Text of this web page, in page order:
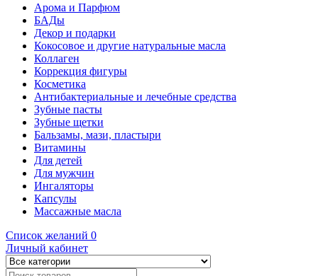
Арома и Парфюм
БАДы
Декор и подарки
Кокосовое и другие натуральные масла
Коллаген
Коррекция фигуры
Косметика
Антибактериальные и лечебные средства
Зубные пасты
Зубные щетки
Бальзамы, мази, пластыри
Витамины
Для детей
Для мужчин
Ингаляторы
Капсулы
Массажные масла
Список желаний 0
Личный кабинет